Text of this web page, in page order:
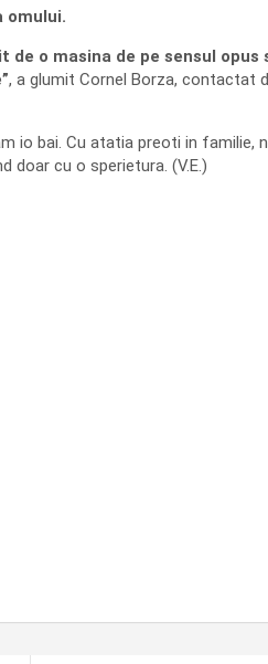
omului.
o masina de pe sensul opus
, a glumit Cornel Borza, contactat
io bai. Cu atatia preoti in familie,
doar cu o sperietura. (V.E.)